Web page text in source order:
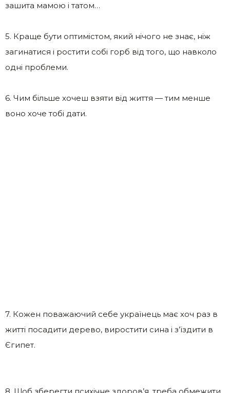
зашита мамою і татом…
5. Краще бути оптимістом, який нічого не знає, ніж
загинатися і ростити собі горб від того, що навколо
одні проблеми.
6. Чим більше хочеш взяти від життя — тим менше
воно хоче тобі дати.
7. Кожен поважаючий себе українець має хоч раз в
житті посадити дерево, виростити сина і з’їздити в
Єгипет.